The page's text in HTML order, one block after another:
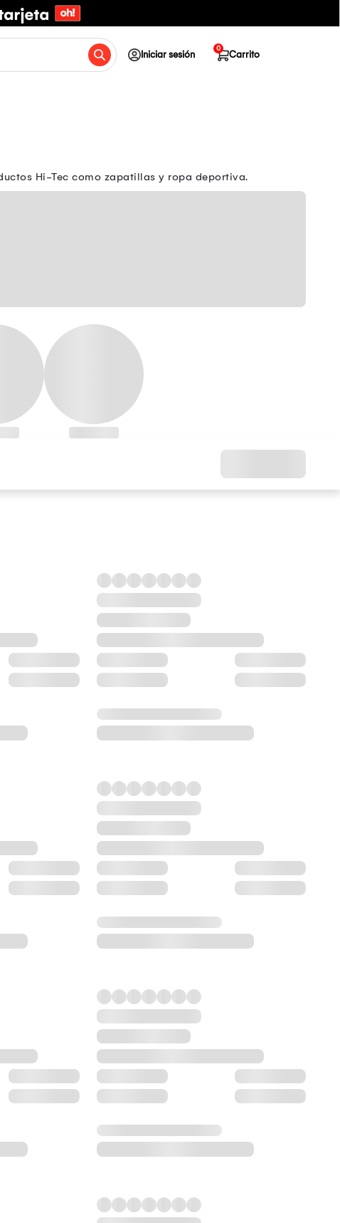
Iniciar sesión Carrito
0
Hi-Tec como zapatillas y ropa deportiva.